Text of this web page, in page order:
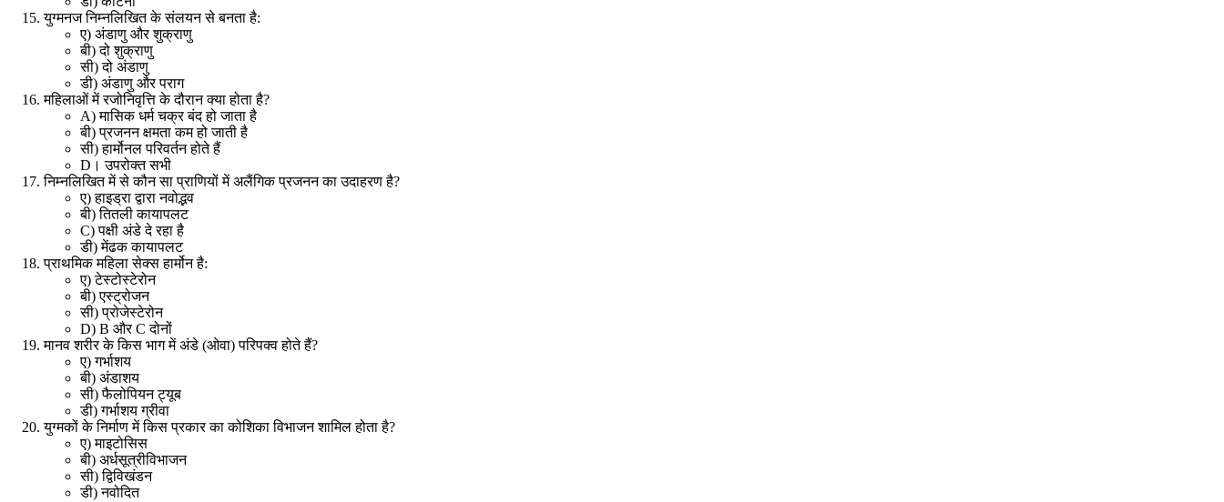
युग्मनज निम्नलिखित के संलयन से बनता है:
ए) अंडाणु और शुक्राणु
बी) दो शुक्राणु
सी) दो अंडाणु
डी) अंडाणु और पराग
महिलाओं में रजोनिवृत्ति के दौरान क्या होता है?
A)मासिक धर्म चक्र बंद हो जाता है
बी) प्रजनन क्षमता कम हो जाती है
सी) हार्मोनल परिवर्तन होते हैं
D । उपरोक्त सभी
निम्नलिखित में से कौन सा प्राणियों में अलैंगिक प्रजनन का उदाहरण है?
ए) हाइड्रा द्वारा नवोद्भव
बी) तितली कायापलट
C)पक्षी अंडे दे रहा है
डी) मेंढक कायापलट
प्राथमिक महिला सेक्स हार्मोन है:
ए) टेस्टोस्टेरोन
बी) एस्ट्रोजन
सी) प्रोजेस्टेरोन
D) B औरCदोनों
मानव शरीर के किस भाग में अंडे (ओवा) परिपक्व होते हैं?
ए) गर्भाशय
बी) अंडाशय
सी) फैलोपियन ट्यूब
डी) गर्भाशय ग्रीवा
युग्मकों के निर्माण में किस प्रकार का कोशिका विभाजन शामिल होता है?
ए) माइटोसिस
बी) अर्धसूत्रीविभाजन
सी) द्विविखंडन
डी) नवोदित